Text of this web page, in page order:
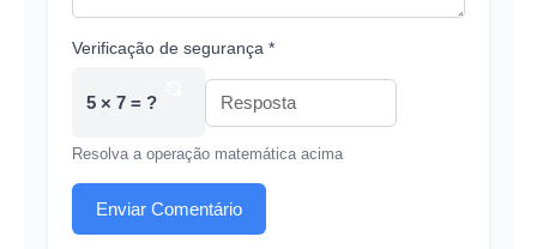
Verificação de segurança *
5 × 7 = ?
Resolva a operação matemática acima
Enviar Comentário